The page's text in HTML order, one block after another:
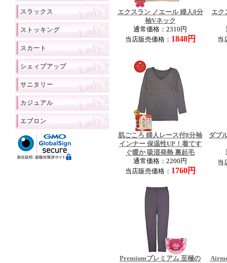
スラックス
ストッキング
スカート
シェィプアップ
サニタリー
カジュアル
エプロン
エクスラン ノエール 婦人8分
袖Vネック
通常価格：2310円
当店販売価格： 1848円
エク
当
肌ごころ 婦人レース付8分袖
インナー 保温性UP！着てす
ぐ暖か 吸湿発熱 裏起毛
通常価格：2200円
当店販売価格： 1760円
ダブ
当
Premiumプレミアム 至極の